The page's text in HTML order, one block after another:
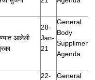
आलेली
28-
Jan-
21
General
Body
Suppliment
Agenda
22-
General